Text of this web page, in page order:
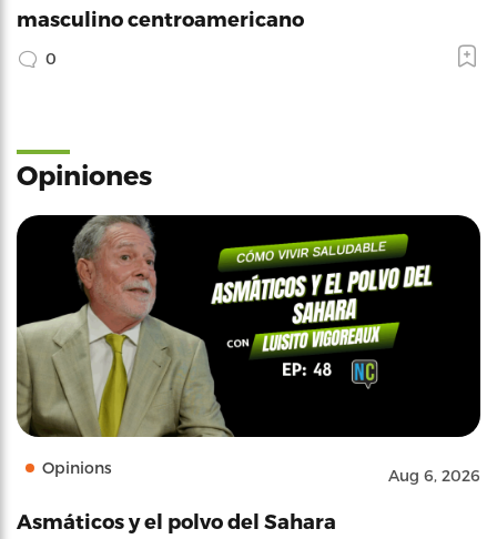
masculino centroamericano
0
Opiniones
Opinions Aug 6, 2026
Asmáticos y el polvo del Sahara